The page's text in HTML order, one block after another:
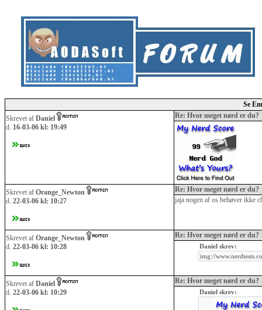
Se
Skrevet af Daniel
d. 16-03-06 kl: 19:49
Re: Hvor meget nørd er du?
Skrevet af Orange_Newton
d. 22-03-06 kl: 10:27
Re: Hvor meget nørd er du?
jaja nogen af os behøver ikke
Skrevet af Orange_Newton
d. 22-03-06 kl: 10:28
Re: Hvor meget nørd er du?
Daniel skrev:
img://
Skrevet af Daniel
d. 22-03-06 kl: 10:29
Re: Hvor meget nørd er du?
Daniel skrev: